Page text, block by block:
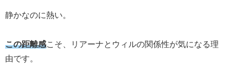
静かなのに熱い。
この距離感こそ、リアーナとウィルの関係性が気になる理
由です。